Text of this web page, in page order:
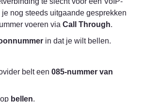
nog steeds uitgaande gesprekken
voeren via Call Through.
in dat je wilt bellen.
belt een 085-nummer van
bellen.